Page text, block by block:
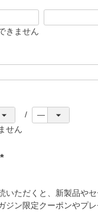
きません
せん
須
)
いただくと、新製品や
ジン限定クーポンやプ